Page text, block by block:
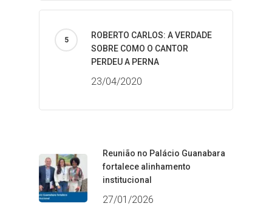
ROBERTO CARLOS: A VERDADE
SOBRE COMO O CANTOR
PERDEU A PERNA
23/04/2020
Reunião no Palácio Guanabara
fortalece alinhamento
institucional
27/01/2026